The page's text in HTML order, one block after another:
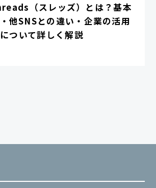
（スレッズ）とは？基本
他SNSとの違い・企業の活用
について詳しく解説